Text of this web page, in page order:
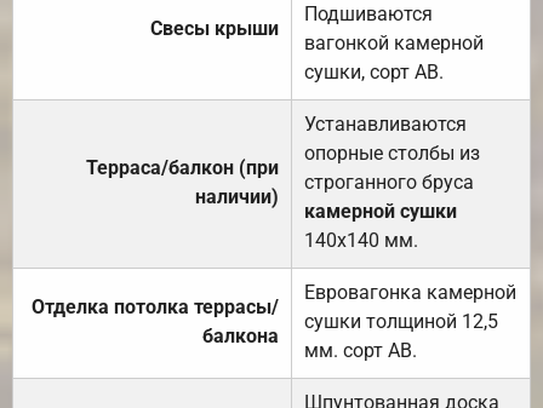
Свесы крыши
Подшиваются
вагонкой камерной
сушки, сорт АВ.
Терраса/балкон (при
наличии)
Устанавливаются
опорные столбы из
строганного бруса
камерной сушки
140х140 мм.
Отделка потолка террасы/
балкона
Евровагонка камерной
сушки толщиной 12,5
мм. сорт АВ.
Шпунтованная доска